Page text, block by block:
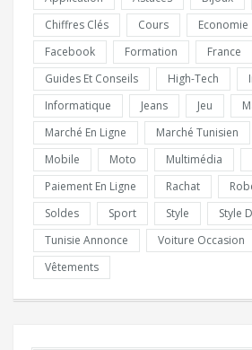
Chiffres Clés
Cours Economie
Facebook
Formation
France
Guides Et Conseils
High-Tech
Informatique
Jeans Jeu
Marché En Ligne
Marché Tunisien
Mobile
Moto Multimédia
Paiement En Ligne
Rachat
Soldes
Sport Style Style
Tunisie Annonce
Voiture Occasion
Vêtements